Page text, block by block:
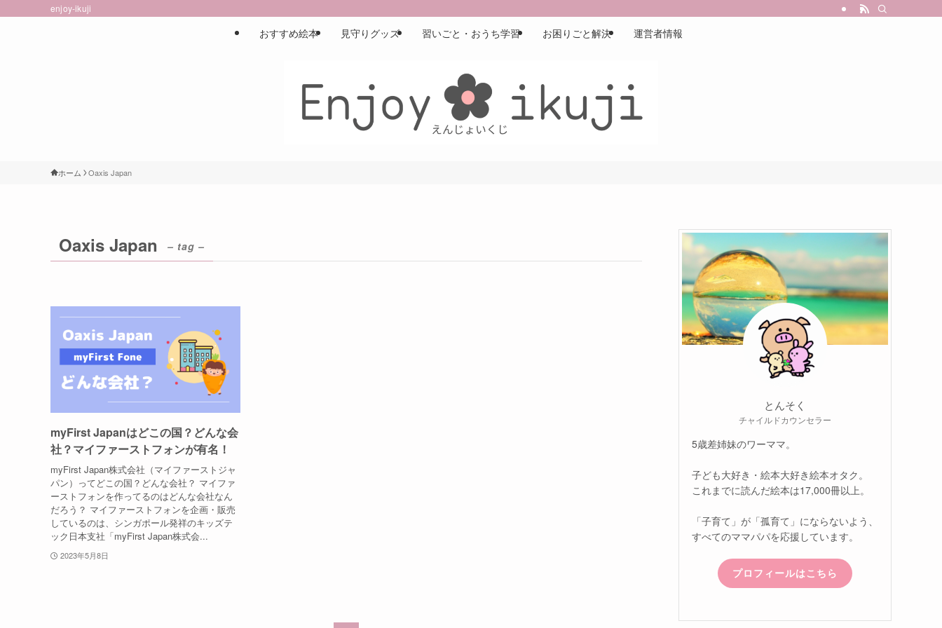
enjoy-ikuji
おすすめ絵本 見守りグッズ 習いごと・おうち学習 お困りごと解決 運営者情報
ホーム Oaxis Japan
Oaxis Japan – tag –
myFirst Japanはどこの国？どんな会
社？マイファーストフォンが有名！
myFirst Japan株式会社（マイファーストジャ
パン）ってどこの国？どんな会社？ マイファ
ーストフォンを作ってるのはどんな会社なん
だろう？ マイファーストフォンを企画・販売
しているのは、シンガポール発祥のキッズテ
ック日本支社「myFirst Japan株式会...
2023年5月8日
とんそく
チャイルドカウンセラー
5歳差姉妹のワーママ。
子ども大好き・絵本大好き絵本オタク。
これまでに読んだ絵本は17,000冊以上。
「子育て」が「孤育て」にならないよう、
すべてのママパパを応援しています。
プロフィールはこちら